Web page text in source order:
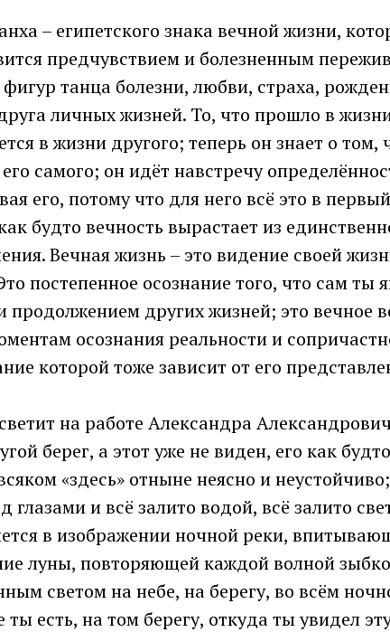
– египетского знака вечной жизни,
предчувствием и болезненным
танца болезни, любви, страха,
личных жизней. То, что прошло в
в жизни другого; теперь он знает о том,
самого; он идёт навстречу
его, потому что для него всё это в
будто вечность вырастает из
Вечная жизнь – это видение своей
постепенное осознание того, что сам ты
других жизней; это вечное
осознания реальности и
которой тоже зависит от его
на работе Александра
берег, а этот уже не виден, его как
«здесь» отныне неясно и
глазами и всё залито водой, всё залито
в изображении ночной реки,
луны, повторяющей каждой волной
светом на небе, на берегу, во всём
ты есть, на том берегу, откуда ты увидел